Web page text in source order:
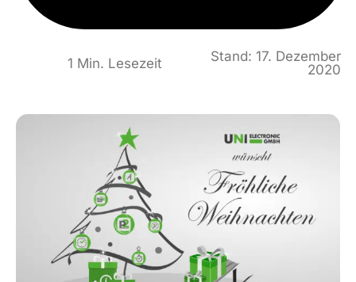
1 Min. Lesezeit
Stand: 17. Dezember
2020